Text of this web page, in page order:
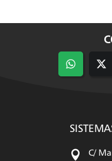
Compartir
en

C/